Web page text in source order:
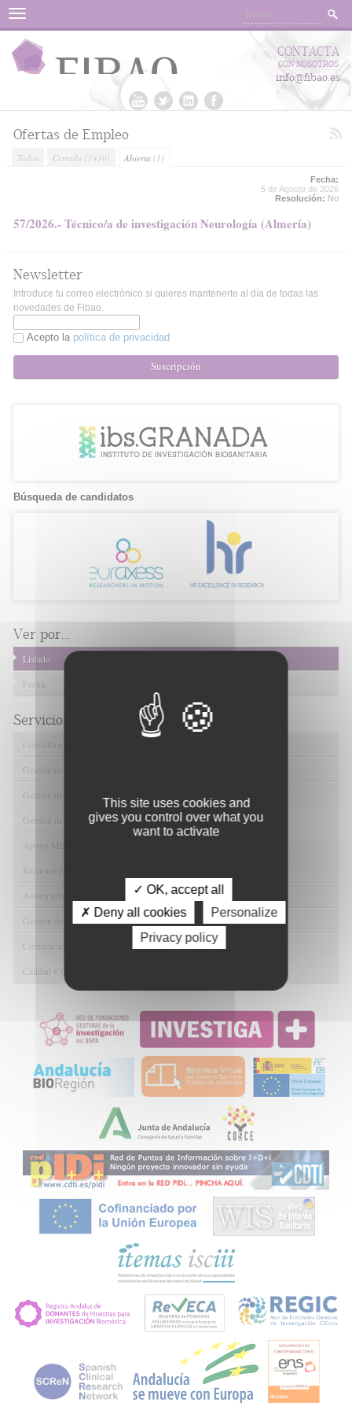
Menu
CONTACTA
CON NOSOTROS
info@fibao.es
Ofertas de Empleo
Todas Cerrada (1410) Abierta (1)
Fecha:
5 de Agosto de 2026
Resolución: No
57/2026.- Técnico/a de investigación Neurología (Almería)
Newsletter
Introduce tu correo electrónico si quieres mantenerte al día de todas las
novedades de Fibao.
Acepto la política de privacidad
Suscripción
Búsqueda de candidatos
Ver por...
Listado
Fecha
Servicios de FIBAO
Consulta nuestras Ofertas Tecnológicas
Gestión de Ensayos Clínicos y Estudios Observacionales
Gestión de la Innovación y la Transferencia Tecnológica
Gestión de Ayudas y Oportunidad de Financiación
Apoyo Metodológico y/o Estadístico
Recursos Humanos
Asesoramiento y Gestión Económica-Administrativa
Gestión de Convenios y Donaciones
Comunicación y Promoción de la Investigación
Calidad y Gestión del conocimiento
This site uses cookies and
gives you control over what you
want to activate
✓ OK, accept all
✗ Deny all cookies
Personalize
Privacy policy